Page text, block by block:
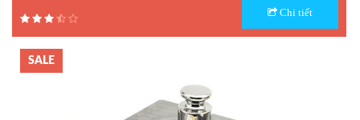
Hãng sản xuất : UTE
Chi tiết
SALE